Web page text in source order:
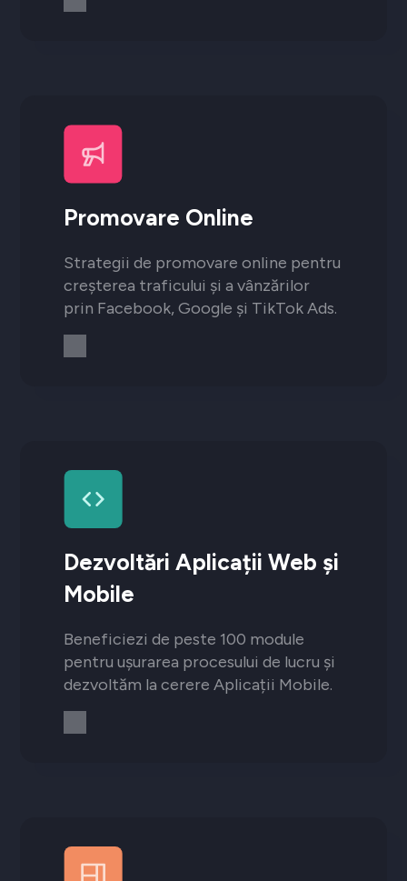
Promovare Online
Strategii de promovare online pentru
creșterea traficului și a vânzărilor
prin Facebook, Google și TikTok Ads.
Dezvoltări Aplicații Web și
Mobile
Beneficiezi de peste 100 module
pentru ușurarea procesului de lucru și
dezvoltăm la cerere Aplicații Mobile.